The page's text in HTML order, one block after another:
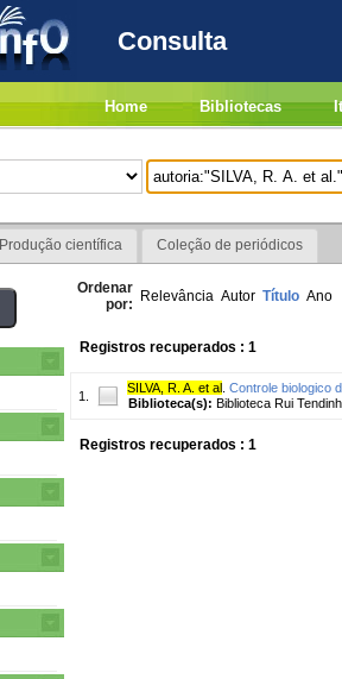
Consulta
Home Bibliotecas
Produção científica Coleção de periódicos
Ordenar
por: Relevância Autor Título Ano
Registros recuperados : 1
1.
SILVA, R. A. et al Controle biologico
Biblioteca(s): Biblioteca Rui
Registros recuperados : 1